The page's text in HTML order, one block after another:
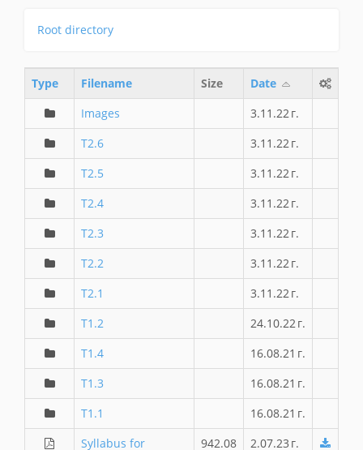
Root directory
Type Filename Size
Date
Images
3.11.22 г.
T2.6
3.11.22 г.
T2.5
3.11.22 г.
T2.4
3.11.22 г.
T2.3
3.11.22 г.
T2.2
3.11.22 г.
T2.1
3.11.22 г.
T1.2
24.10.22 г.
T1.4
16.08.21 г.
T1.3
16.08.21 г.
T1.1
16.08.21 г.
Syllabus for
942.08 2.07.23 г.